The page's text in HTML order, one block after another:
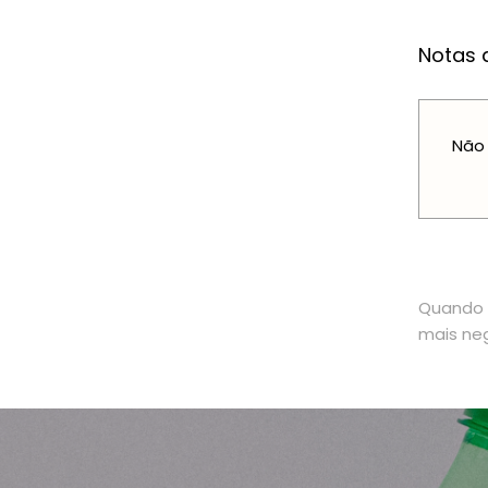
Notas
mais